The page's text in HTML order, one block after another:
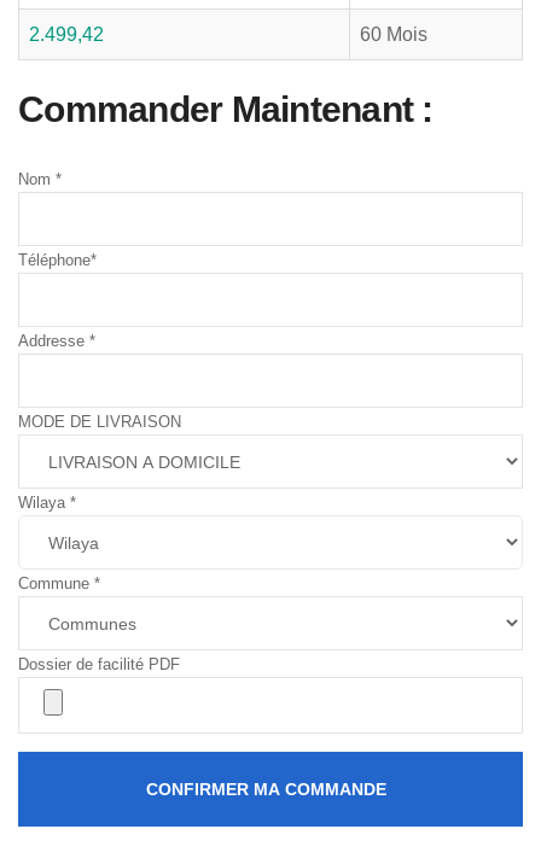
2.499,42 60 Mois
Commander Maintenant :
Nom *
Téléphone*
Addresse *
MODE DE LIVRAISON
Wilaya *
Commune *
Dossier de facilité PDF
CONFIRMER MA COMMANDE